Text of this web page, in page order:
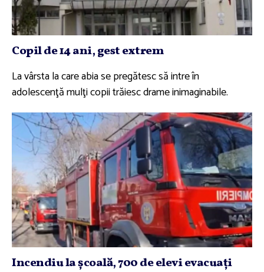
Copil de 14 ani, gest extrem
La vârsta la care abia se pregătesc să intre în
adolescenţă mulţi copii trăiesc drame inimaginabile.
Incendiu la şcoală, 700 de elevi evacuaţi